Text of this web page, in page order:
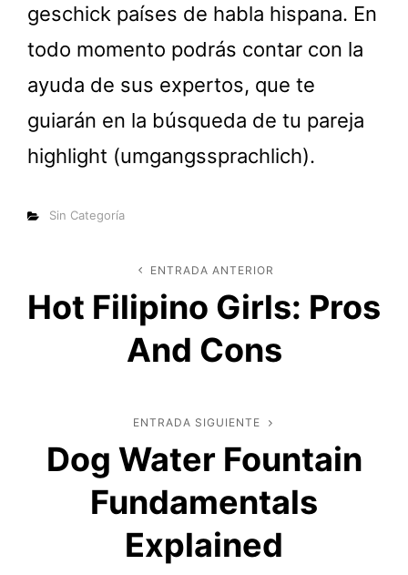
geschick países de habla hispana. En
todo momento podrás contar con la
ayuda de sus expertos, que te
guiarán en la búsqueda de tu pareja
highlight (umgangssprachlich).
Categorías
Sin Categoría
Navegación
de
entradas
Entrada
anterior
ENTRADA ANTERIOR
Hot Filipino Girls: Pros
And Cons
Entrada
siguiente
ENTRADA SIGUIENTE
Dog Water Fountain
Fundamentals
Explained